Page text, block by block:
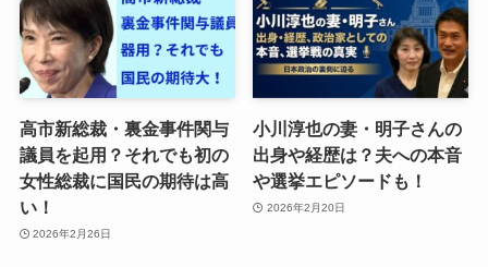
高市新総裁・裏金事件関与
議員を起用？それでも初の
女性総裁に国民の期待は高
い！
2026年2月26日
小川淳也の妻・明子さんの
出身や経歴は？夫への本音
や選挙エピソードも！
2026年2月20日